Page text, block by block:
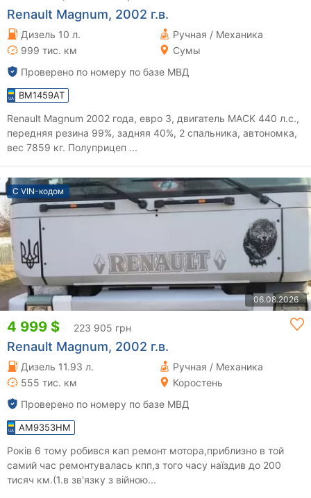
Renault Magnum, 2002 г.в.
Дизель 10 л.
Ручная / Механика
999 тис. км
Сумы
Проверено по номеру по базе МВД
BM1459AT
Renault Magnum 2002 года, евро 3, двигатель MACK 440 л.с.,
передняя резина 99%, задняя 40%, 2 спальника, автономка,
вес 7859 кг. Полуприцеп ...
С VIN-кодом
06.08.2026
4 999 $ 223 905 грн
Renault Magnum, 2002 г.в.
Дизель 11.93 л.
Ручная / Механика
555 тис. км
Коростень
Проверено по номеру по базе МВД
AM9353HM
Років 6 тому робився кап ремонт мотора,приблизно в той
самий час ремонтувалась кпп,з того часу наїздив до 200
тисяч км.(1.в зв'язку з війною...